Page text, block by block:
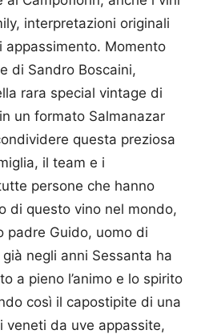
interpretazioni originali
Momento
di Sandro Boscaini,
rara special vintage di
un formato Salmanazar
questa preziosa
il team e i
persone che hanno
di questo vino nel mondo,
padre Guido, uomo di
negli anni Ses­santa ha
a pieno l’animo e lo spirito
così il capostipite di una
veneti da uve appassite,